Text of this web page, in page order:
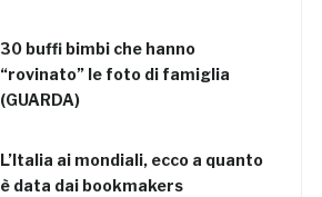
30 buffi bimbi che hanno
“rovinato” le foto di famiglia
(GUARDA)
L’Italia ai mondiali, ecco a quanto
è data dai bookmakers